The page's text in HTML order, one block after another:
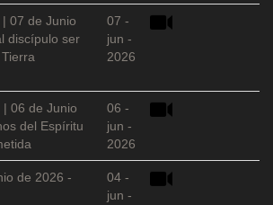
| 07 de Junio
discípulo ser
07 -
jun -
2026
| 06 de Junio
del Espíritu
06 -
jun -
2026
de 2026 -
04 -
jun -